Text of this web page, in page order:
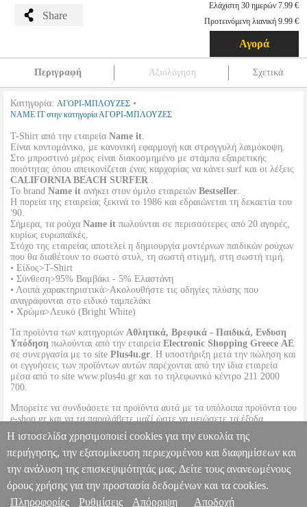
Share
Ελάχιστη 30 ημερών 7.99 €
Προτεινόμενη λιανική 9.99 €
Αγορά
Περιγραφή Αξιολόγηση Σχετικά
Κατηγορία: ΑΓΟΡΙ-ΜΠΛΟΥΖΕΣ •
NAME IT στην κατηγορία ΑΓΟΡΙ-ΜΠΛΟΥΖΕΣ
T-Shirt από την εταιρεία Name it.
Είναι κοντομάνικο, με κανονική εφαρμογή και στρογγυλή λαιμόκοψη.
Στο μπροστινό μέρος είναι διακοσμημένο με στάμπα εξαιρετικής
ποιότητας όπου απεικονίζεται ένας καρχαρίας να κάνει surf και οι λέξεις
CALIFORNIA BEACH SURFER .
Το brand Name it ανήκει στον όμιλο εταιρειών Bestseller.
Η πορεία της εταιρείας ξεκινά το 1986 και εδραιώνεται τη δεκαετία του
'90.
Σήμερα, τα ρούχα Name it πωλούνται σε περισσότερες από 20 αγορές,
κυρίως ευρωπαϊκές.
Στόχο της εταιρείας αποτελεί η δημιουργία μοντέρνων παιδικών ρούχων
που θα διαθέτουν το σωστό στυλ, τη σωστή στιγμή, στη σωστή τιμή.
• Είδος>T-Shirt
• Σύνθεση>95% Βαμβάκι - 5% Ελαστάνη
• Λοιπά χαρακτηριστικά>Ακολουθήστε τις οδηγίες πλύσης που
αναγράφονται στο ειδικό ταμπελάκι
• Χρώμα>Λευκό (Bright White)
Τα προϊόντα των κατηγοριών Αθλητικά, Βρεφικά - Παιδικά, Ενδυση
Υπόδηση πωλούνται από την εταιρεία Electronic Shopping Greece ΑΕ
σε συνεργασία με το site Plus4u.gr. Η υποστήριξη μετά την πώληση και
οι εγγυήσεις των προϊόντων αυτών παρέχονται από την ίδια εταιρεία
μέσα από το site www.plus4u.gr και το τηλεφωνικό κέντρο 211 2000
700.
Μπορείτε να συνδυάσετε τα προϊόντα αυτά με τα υπόλοιπα προϊόντα του
e-shop.gr και να τα παραλάβετε μαζί ώστε να μειώσετε τα έξοδα
αποστολής. Μπορείτε επίσης να παραλάβετε από οποιοδήποτε eshop
point με μηδενικά έξοδα αποστολής ανεξαρτήτως ύψους παραγγελίας!
T-SHIRT NAME IT 13215002 NMMVAGNO ΛΕΥΚΟ
PL1.152089463 PL1.152089463 NAME IT NAME IT ΑΓΟΡΙ-
ΜΠΛΟΥΖΕΣ
Κατηγορία: ΑΓΟΡΙ-ΜΠΛΟΥΖΕΣ
Η ιστοσελίδα χρησιμοποιεί cookies για την ευκολία της
περιήγησης, την εξατομίκευση περιεχομένου και διαφημίσεων και
την ανάλυση της επισκεψιμότητάς μας. Δείτε τους ανανεωμένους
όρους χρήσης για την προστασία δεδομένων και τα cookies.
Πληροφορίες
Ρυθμίσεις Απόρριψη Αποδοχή